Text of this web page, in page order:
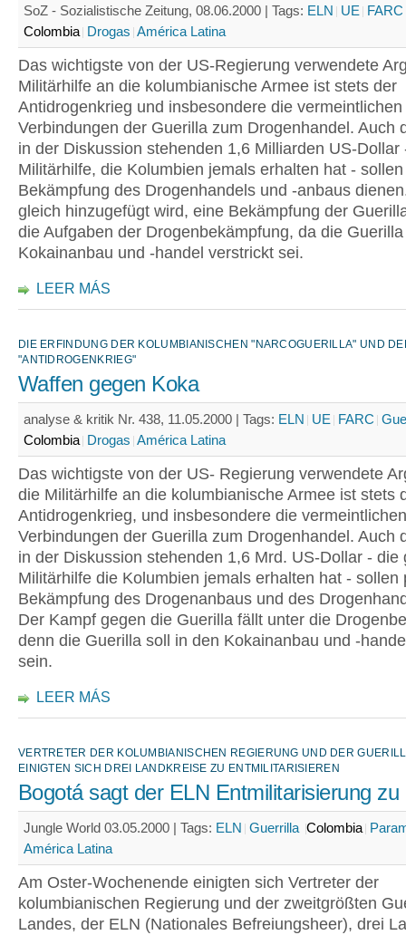
SoZ - Sozialistische Zeitung, 08.06.2000 | Tags: ELN UE FARC
Colombia Drogas América Latina
Das wichtigste von der US-Regierung verwendete
Militärhilfe an die kolumbianische Armee ist stets der
Antidrogenkrieg und insbesondere die vermeintlichen
Verbindungen der Guerilla zum Drogenhandel. Auch
in der Diskussion stehenden 1,6 Milliarden US-Dollar
Militärhilfe, die Kolumbien jemals erhalten hat -
Bekämpfung des Drogenhandels und -anbaus
gleich hinzugefügt wird, eine Bekämpfung der
die Aufgaben der Drogenbekämpfung, da die
Kokainanbau und -handel verstrickt sei.
LEER MÁS
DIE ERFINDUNG DER KOLUMBIANISCHEN "NARCOGUERILLA" UND
"ANTIDROGENKRIEG"
Waffen gegen Koka
analyse & kritik Nr. 438, 11.05.2000 | Tags: ELN UE FARC
Colombia Drogas América Latina
Das wichtigste von der US- Regierung verwendete
die Militärhilfe an die kolumbianische Armee ist stets
Antidrogenkrieg, und insbesondere die vermeintlichen
Verbindungen der Guerilla zum Drogenhandel. Auch
in der Diskussion stehenden 1,6 Mrd. US-Dollar - die
Militärhilfe die Kolumbien jemals erhalten hat - sollen
Bekämpfung des Drogenanbaus und des
Der Kampf gegen die Guerilla fällt unter die
denn die Guerilla soll in den Kokainanbau und -
sein.
LEER MÁS
VERTRETER DER KOLUMBIANISCHEN REGIERUNG UND DER
EINIGTEN SICH DREI LANDKREISE ZU ENTMILITARISIEREN
Bogotá sagt der ELN Entmilitarisierung zu
Jungle World 03.05.2000 | Tags: ELN Guerrilla Colombia
América Latina
Am Oster-Wochenende einigten sich Vertreter der
kolumbianischen Regierung und der zweitgrößten
Landes, der ELN (Nationales Befreiungsheer), drei